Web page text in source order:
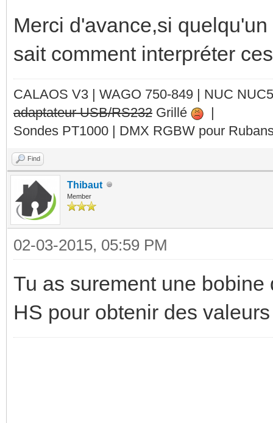
Merci d'avance,si
sait comment interpréter
CALAOS V3 | WAGO 750-849 | NUC
adaptateur USB/RS232 Grillé
|
Sondes PT1000 | DMX RGBW pour
Find
Thibaut
Member
02-03-2015, 05:59 PM
Tu as surement une
HS pour obtenir des